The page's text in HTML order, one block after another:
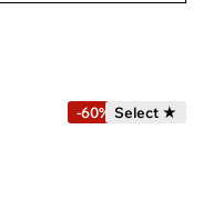
-60% Select ★